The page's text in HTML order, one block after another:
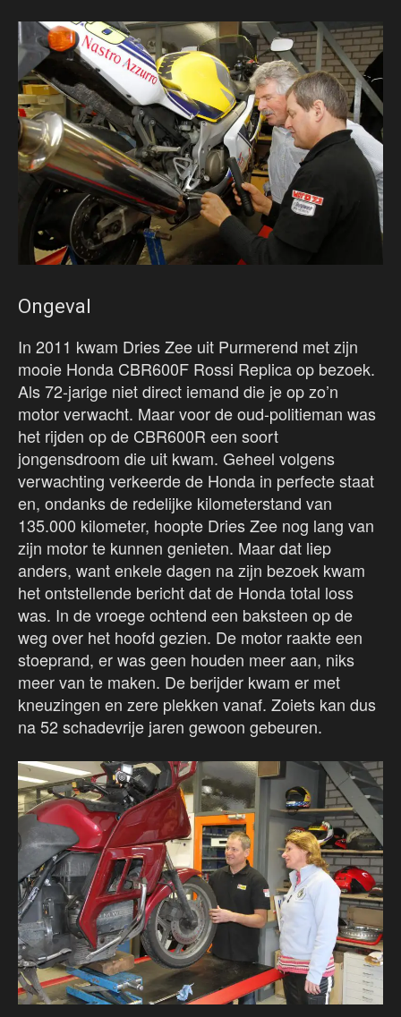
Ongeval
In 2011 kwam Dries Zee uit Purmerend met zijn
mooie Honda CBR600F Rossi Replica op bezoek.
Als 72-jarige niet direct iemand die je op zo’n
motor verwacht. Maar voor de oud-politieman was
het rijden op de CBR600R een soort
jongensdroom die uit kwam. Geheel volgens
verwachting verkeerde de Honda in perfecte staat
en, ondanks de redelijke kilometerstand van
135.000 kilometer, hoopte Dries Zee nog lang van
zijn motor te kunnen genieten. Maar dat liep
anders, want enkele dagen na zijn bezoek kwam
het ontstellende bericht dat de Honda total loss
was. In de vroege ochtend een baksteen op de
weg over het hoofd gezien. De motor raakte een
stoeprand, er was geen houden meer aan, niks
meer van te maken. De berijder kwam er met
kneuzingen en zere plekken vanaf. Zoiets kan dus
na 52 schadevrije jaren gewoon gebeuren.